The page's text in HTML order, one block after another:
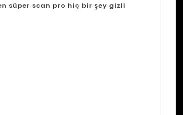
süper scan pro hiç bir şey gizli